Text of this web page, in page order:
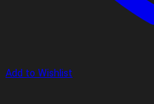
Add to Wishlist